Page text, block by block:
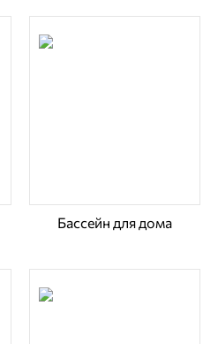
Бассейн для дома